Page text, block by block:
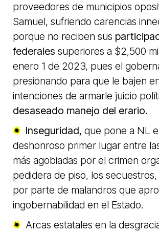
proveedores de municipios
Samuel, sufriendo carencias
porque no reciben sus
federales superiores a $2,500
enero 1 de 2023, pues el
presionando para que le bajen
intenciones de armarle juicio
desaseado manejo del erario.
Inseguridad, que pone a NL
deshonroso primer lugar entre
más agobiadas por el crimen
pedidera de piso, los
por parte de malandros que
ingobernabilidad en el Estado.
Arcas estatales en la